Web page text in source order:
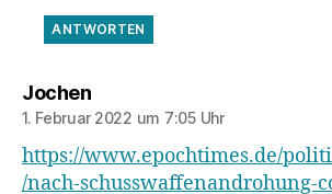
ANTWORTEN
Jochensagt:
1. Februar 2022 um 7:05 Uhr
https://www.epochtimes.de/
/nach-schusswaffenandrohung-